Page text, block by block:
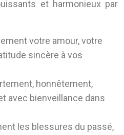
et harmonieux par
votre amour, votre
sincère à vos
honnêtement,
avec bienveillance dans
les blessures du passé,